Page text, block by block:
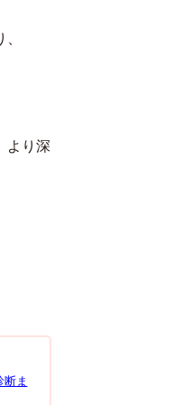
より深
ま